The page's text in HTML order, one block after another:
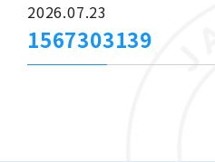
2026.07.23
1567303139